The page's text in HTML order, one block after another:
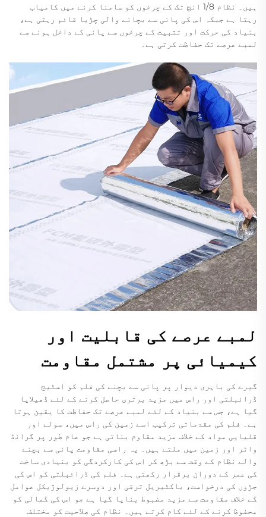
ہیں۔ نظام 1/8 انچ تک کے چرخوں کو سامنا کرنے میں کامیاب
رہتا ہے جبکہ اس کی پانی سے بچانے والی چڑیا قائم رہتی ہے،
بنیاد کی حرکت اور تثبیت کے چرخوں سے پانی کے داخل ہونے سے
لمبے عرصے تک حفاظت کرتی ہے۔
لمبے عرصے کی قابلیت اور
کیمیائی پر مشتمل مقاومت
گیرے کی باہری دیوار پر پانی سے بچنے کی فلم کو اسٹیج
ڈرائبلتی اور راس میں مزید برتری حاصل کرنے کے لئے ڈھیلایا
گیا ہے، جس سے بنیاد کے لئے لمبے عرصے تک حفاظت کا یقین ہوتا
ہے۔ فلم کی مقدماتی ترکیب اسے زمین کی راس میں، سولے اور
قلیایی مواد کے خلاف مزید مقاوم بناتی ہے جو عام طور پر گرانڈ
واٹر اور زمین میں ملتے ہیں۔ یہ راسی مقاومت پانی سے بچنے
والے نظام کے وقت سے بڑھ کر اس کی کارکردگی کو بنیادی ساخت
کی عمر کے دوران برقرار رکھتی ہے۔ فلم کی ڈرائبلتی کو اس کی
جڑوں کی درخواست، باکٹیریل ترقی اور دوسرے زیولوژیکل عوامل
کے خلاف مقاومت سے مزید مضبوط بنایا گیا ہے جو اس کی کمالی کو
محفوظ کرنے کے لئے کام کرتے ہیں۔ نظام کی صلاحیت کو مختلف